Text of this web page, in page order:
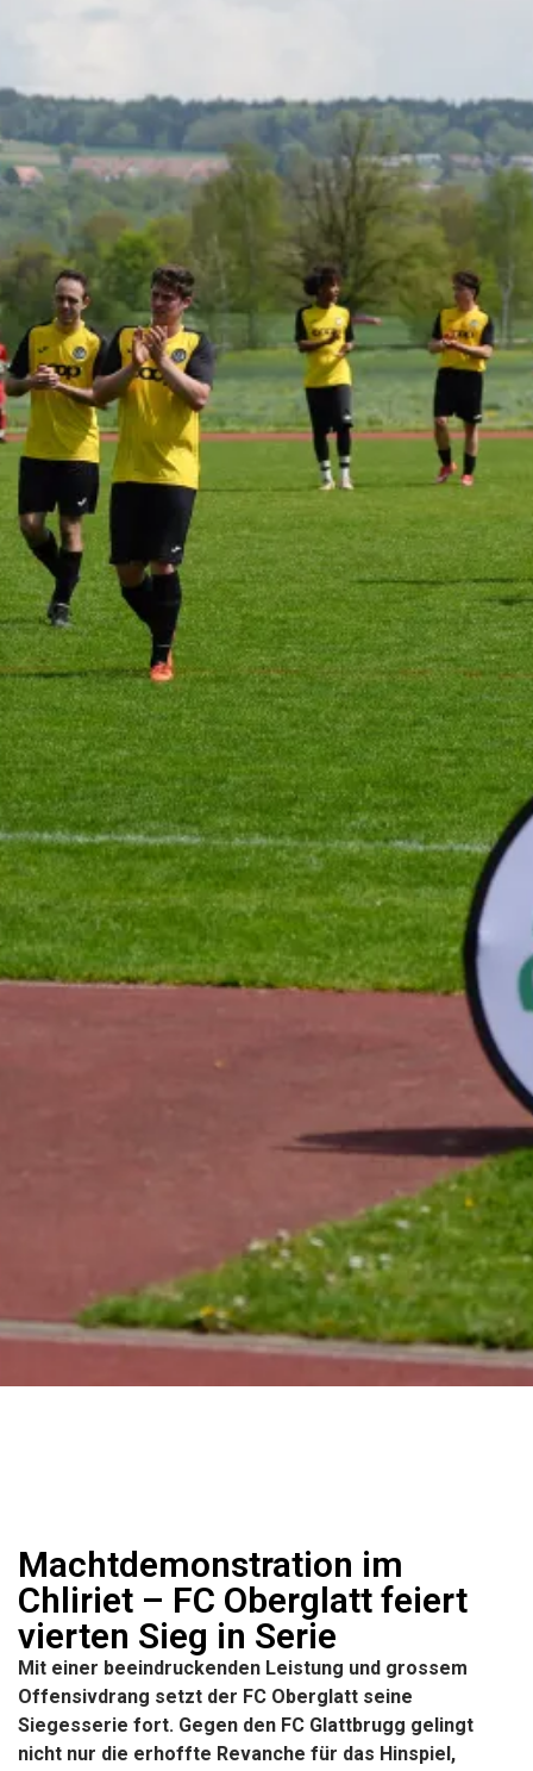
Machtdemonstration im
Chliriet – FC Oberglatt feiert
vierten Sieg in Serie
Mit einer beeindruckenden Leistung und grossem
Offensivdrang setzt der FC Oberglatt seine
Siegesserie fort. Gegen den FC Glattbrugg gelingt
nicht nur die erhoffte Revanche für das Hinspiel,